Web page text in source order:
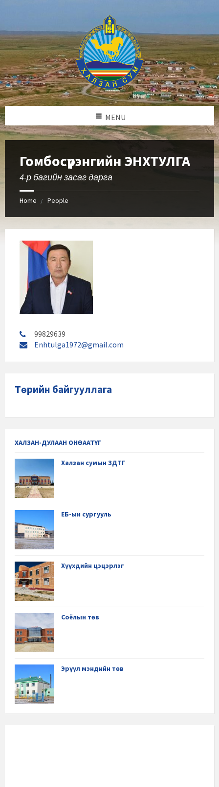
MENU
Гомбосүрэнгийн ЭНХТУЛГА
4-р багийн засаг дарга
Home People
99829639
Enhtulga1972@gmail.com
Төрийн байгууллага
ХАЛЗАН-ДУЛААН ОНӨААТҮГ
Халзан сумын ЗДТГ
ЕБ-ын сургууль
Хүүхдийн цэцэрлэг
Соёлын төв
Эрүүл мэндийн төв